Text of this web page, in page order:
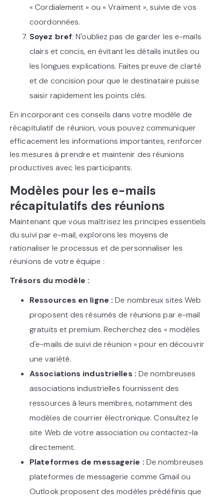
« Cordialement » ou « Vraiment », suivie de vos
coordonnées.
Soyez bref: N'oubliez pas de garder les e-mails
clairs et concis, en évitant les détails inutiles ou
les longues explications. Faites preuve de clarté
et de concision pour que le destinataire puisse
saisir rapidement les points clés.
En incorporant ces conseils dans votre modèle de
récapitulatif de réunion, vous pouvez communiquer
efficacement les informations importantes, renforcer
les mesures à prendre et maintenir des réunions
productives avec les participants.
Modèles pour les e-mails
récapitulatifs des réunions
Maintenant que vous maîtrisez les principes essentiels
du suivi par e-mail, explorons les moyens de
rationaliser le processus et de personnaliser les
réunions de votre équipe :
Trésors du modèle :
Ressources en ligne : De nombreux sites Web
proposent des résumés de réunions par e-mail
gratuits et premium. Recherchez des « modèles
d'e-mails de suivi de réunion » pour en découvrir
une variété.
Associations industrielles : De nombreuses
associations industrielles fournissent des
ressources à leurs membres, notamment des
modèles de courrier électronique. Consultez le
site Web de votre association ou contactez-la
directement.
Plateformes de messagerie : De nombreuses
plateformes de messagerie comme Gmail ou
Outlook proposent des modèles prédéfinis que